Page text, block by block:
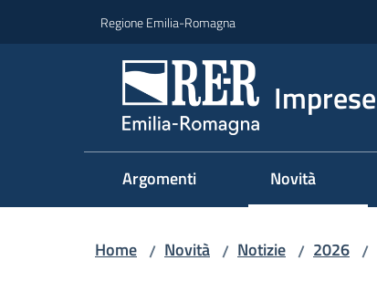
Regione Emilia-Romagna
Imprese
Argomenti Novità
Home / Novità / Notizie / 2026 /